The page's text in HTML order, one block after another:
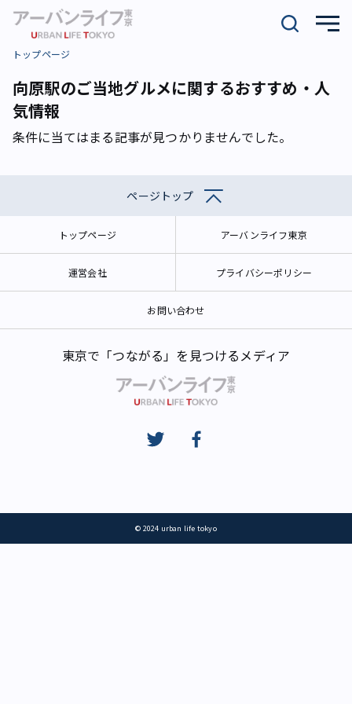
トップページ
向原駅のご当地グルメに関するおすすめ・人
気情報
条件に当てはまる記事が見つかりませんでした。
ページトップ
トップページ アーバンライフ東京
運営会社 プライバシーポリシー
お問い合わせ
東京で「つながる」を見つけるメディア
© 2024 urban life tokyo